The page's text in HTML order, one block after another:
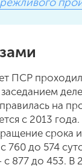
ПСР
на
с 2013
срока
760 до 574
877 до 453. В